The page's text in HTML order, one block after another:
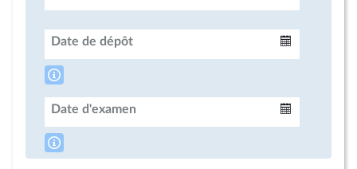
Date de dépôt
Date d'examen